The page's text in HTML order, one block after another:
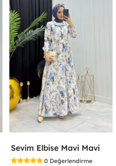
Sevim Elbise Mavi Mavi
0 Değerlendirme